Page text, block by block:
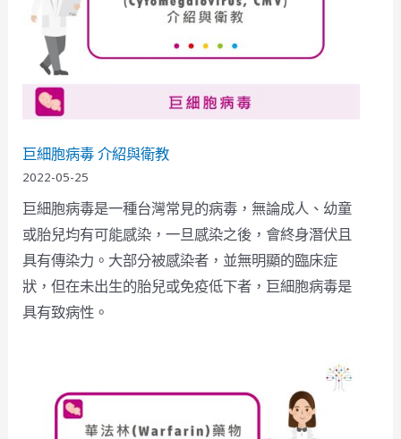
巨細胞病毒 介紹與衛教
2022-05-25
巨細胞病毒是一種台灣常見的病毒，無論成人、幼童
或胎兒均有可能感染，一旦感染之後，會終身潛伏且
具有傳染力。大部分被感染者，並無明顯的臨床症
狀，但在未出生的胎兒或免疫低下者，巨細胞病毒是
具有致病性。